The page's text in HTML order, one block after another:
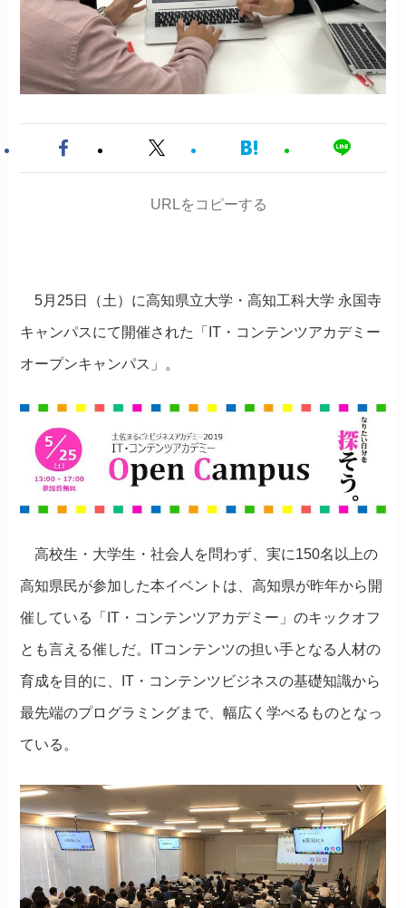
URLをコピーする
5月25日（土）に高知県立大学・高知工科大学 永国寺
キャンパスにて開催された「IT・コンテンツアカデミー
オープンキャンパス」。
高校生・大学生・社会人を問わず、実に150名以上の
高知県民が参加した本イベントは、高知県が昨年から開
催している「IT・コンテンツアカデミー」のキックオフ
とも言える催しだ。ITコンテンツの担い手となる人材の
育成を目的に、IT・コンテンツビジネスの基礎知識から
最先端のプログラミングまで、幅広く学べるものとなっ
ている。